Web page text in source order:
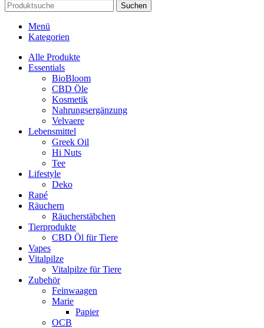
Suchen
Menü
Kategorien
Alle Produkte
Essentials
BioBloom
CBD Öle
Kosmetik
Nahrungsergänzung
Velvaere
Lebensmittel
Greek Oil
Hi Nuts
Tee
Lifestyle
Deko
Rapé
Räuchern
Räucherstäbchen
Tierprodukte
CBD Öl für Tiere
Vapes
Vitalpilze
Vitalpilze für Tiere
Zubehör
Feinwaagen
Marie
Papier
OCB